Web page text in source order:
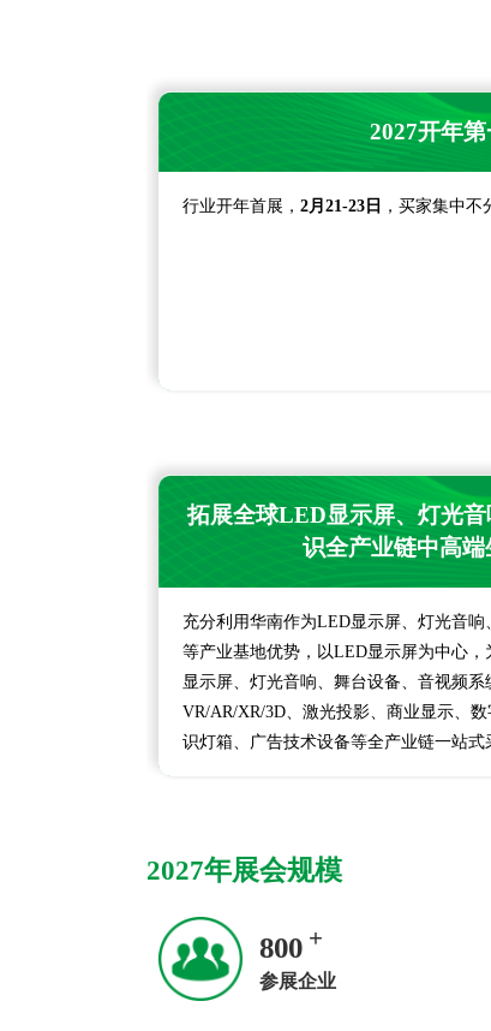
2027开年
行业开年首展， 2月21-23日 ，买家集中不
拓展全球LED显示屏、灯光
识全产业链中高
充分利用华南作为LED显示屏、灯光音
等产业基地优势，以LED显示屏为中心
显示屏、灯光音响、舞台设备、音视频系
VR/AR/XR/3D、激光投影、商业显示、
识灯箱、广告技术设备等全产业链一站式
2027年展会规模
800 +
参展企业